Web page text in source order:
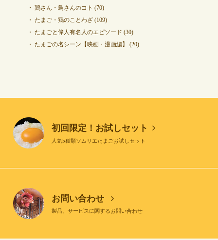
鶏さん・鳥さんのコト (70)
たまご・鶏のことわざ(109)
たまごと偉人有名人のエピソード (30)
たまごの名シーン【映画・漫画編】
(20)
初回限定！お試しセット
人気5種類ソムリエたまごお試しセット
お問い合わせ
製品、サービスに関するお問い合わせ